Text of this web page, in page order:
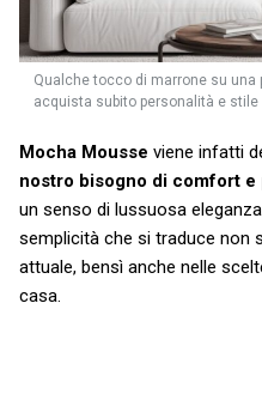
Qualche tocco di marrone su
acquista subito personalità e stile
Mocha Mousse viene infatti
nostro bisogno di comfort
un senso di lussuosa
semplicità che si traduce non
attuale, bensì anche nelle
casa.